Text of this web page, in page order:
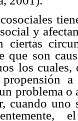
y
ciertas
que son
los cuales,
problema o
cuando